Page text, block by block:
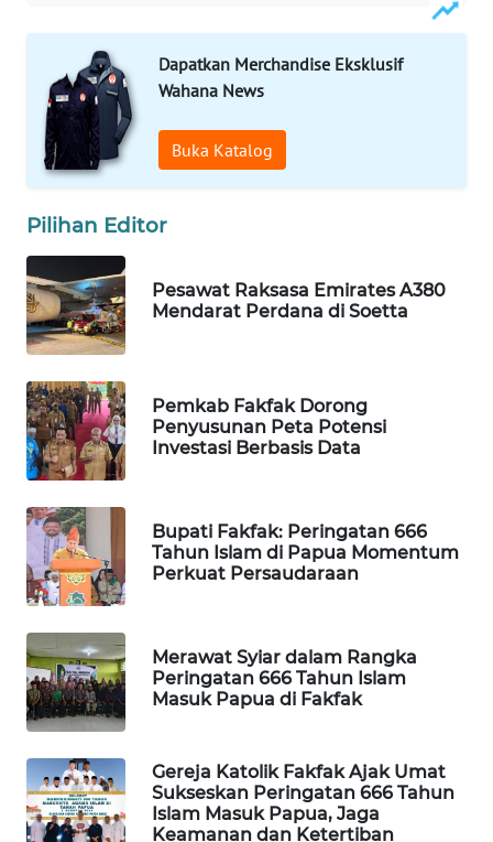
Dapatkan Merchandise Eksklusif
Wahana News
Buka Katalog
Pilihan Editor
Pesawat Raksasa Emirates A380
Mendarat Perdana di Soetta
Pemkab Fakfak Dorong
Penyusunan Peta Potensi
Investasi Berbasis Data
Bupati Fakfak: Peringatan 666
Tahun Islam di Papua Momentum
Perkuat Persaudaraan
Merawat Syiar dalam Rangka
Peringatan 666 Tahun Islam
Masuk Papua di Fakfak
Gereja Katolik Fakfak Ajak Umat
Sukseskan Peringatan 666 Tahun
Islam Masuk Papua, Jaga
Keamanan dan Ketertiban
WAHANA
SELEB
WAHANA
PERSONA
WAHANA
WAHANA
HEALTH
WAHANA
DESA
WISATA
WAHANA
Wahana
Network
KONSUMEN
LISTRIK
MASYARAKAT
KELISTRIKAN
WALINKI